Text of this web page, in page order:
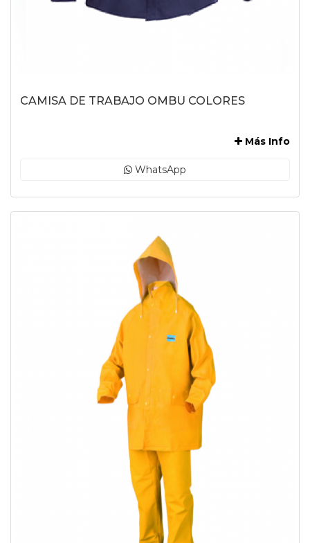
CAMISA DE TRABAJO OMBU COLORES
Más Info
WhatsApp